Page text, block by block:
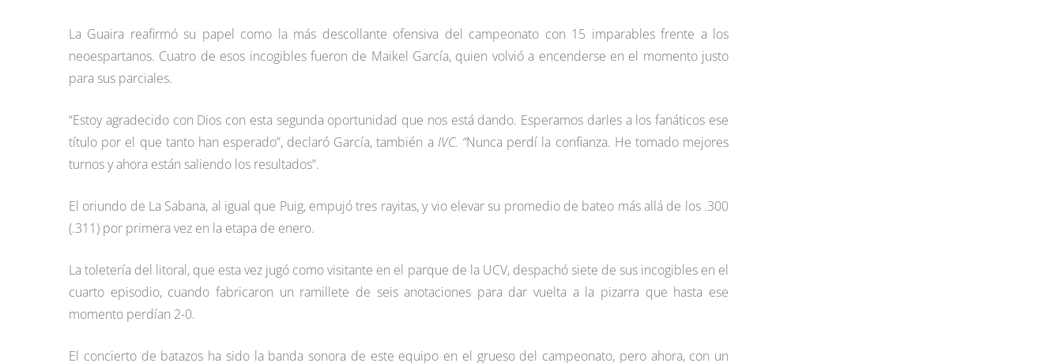
La Guaira reafirmó su papel como la más descollante ofensiva del campeonato con 15 imparables frente a los
neoespartanos. Cuatro de esos incogibles fueron de Maikel García, quien volvió a encenderse en el momento justo
para sus parciales.
“Estoy agradecido con Dios con esta segunda oportunidad que nos está dando. Esperamos darles a los fanáticos ese
título por el que tanto han esperado”, declaró García, también a IVC. “Nunca perdí la confianza. He tomado mejores
turnos y ahora están saliendo los resultados”.
El oriundo de La Sabana, al igual que Puig, empujó tres rayitas, y vio elevar su promedio de bateo más allá de los .300
(.311) por primera vez en la etapa de enero.
La toletería del litoral, que esta vez jugó como visitante en el parque de la UCV, despachó siete de sus incogibles en el
cuarto episodio, cuando fabricaron un ramillete de seis anotaciones para dar vuelta a la pizarra que hasta ese
momento perdían 2-0.
El concierto de batazos ha sido la banda sonora de este equipo en el grueso del campeonato, pero ahora, con un